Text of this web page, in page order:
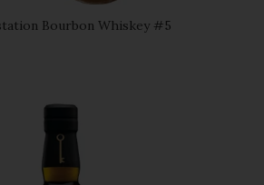
Bourbon Whiskey #5